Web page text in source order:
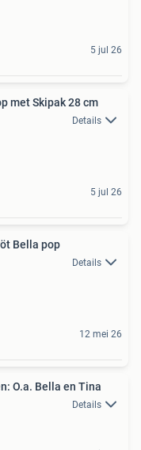
5 jul 26
met Skipak 28 cm
Details
5 jul 26
Bella pop
Details
12 mei 26
O.a. Bella en Tina
Details